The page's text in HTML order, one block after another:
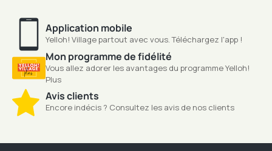
Application mobile
Yelloh! Village partout avec vous. Téléchargez l'app !
Mon programme de fidélité
Vous allez adorer les avantages du programme Yelloh!
Plus
Avis clients
Encore indécis ? Consultez les avis de nos clients